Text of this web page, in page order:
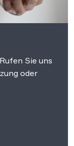
Sie uns
oder